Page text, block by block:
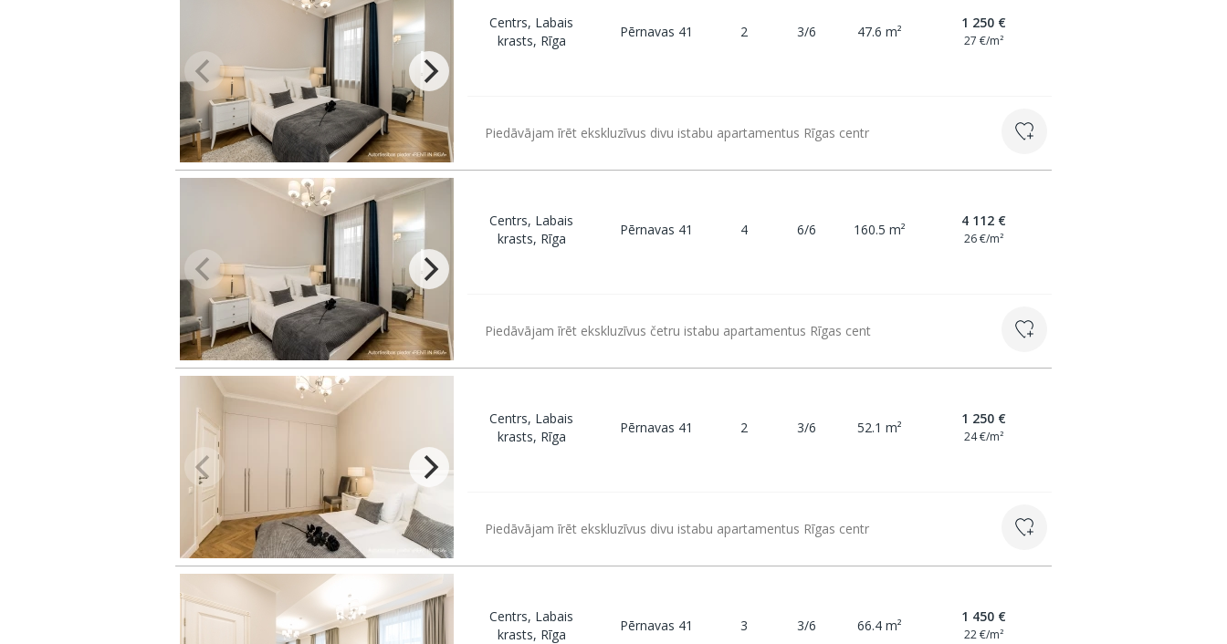
Centrs, Labais
krasts, Rīga
Pērnavas 41 2 3/6 47.6 m²
1 250 €
27 €/m²
Piedāvājam īrēt ekskluzīvus divu istabu apartamentus Rīgas centr
Centrs, Labais
krasts, Rīga
Pērnavas 41 4 6/6 160.5 m²
4 112 €
26 €/m²
Piedāvājam īrēt ekskluzīvus četru istabu apartamentus Rīgas cent
Centrs, Labais
krasts, Rīga
Pērnavas 41 2 3/6 52.1 m²
1 250 €
24 €/m²
Piedāvājam īrēt ekskluzīvus divu istabu apartamentus Rīgas centr
Centrs, Labais
krasts, Rīga
Pērnavas 41 3 3/6 66.4 m²
1 450 €
22 €/m²